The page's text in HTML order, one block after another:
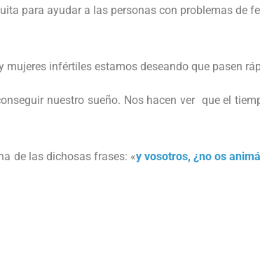
para ayudar a las personas con problemas de
infértiles estamos deseando que pasen
nuestro sueño. Nos hacen ver que el
de las dichosas frases: «y vosotros, ¿no os